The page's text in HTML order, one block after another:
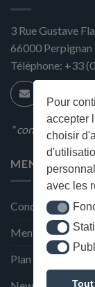
Pour
accepter
choisir
avec les
3 Rue Gustave
66000 Perpignan
Téléphone: +33
* condition en
MENU
Conditions
Mentions
Plan du site